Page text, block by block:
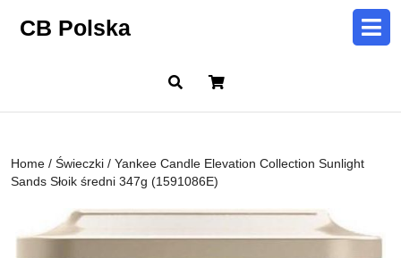
CB Polska
Cart
Home / Świeczki / Yankee Candle Elevation Collection Sunlight
Sands Słoik średni 347g (1591086E)